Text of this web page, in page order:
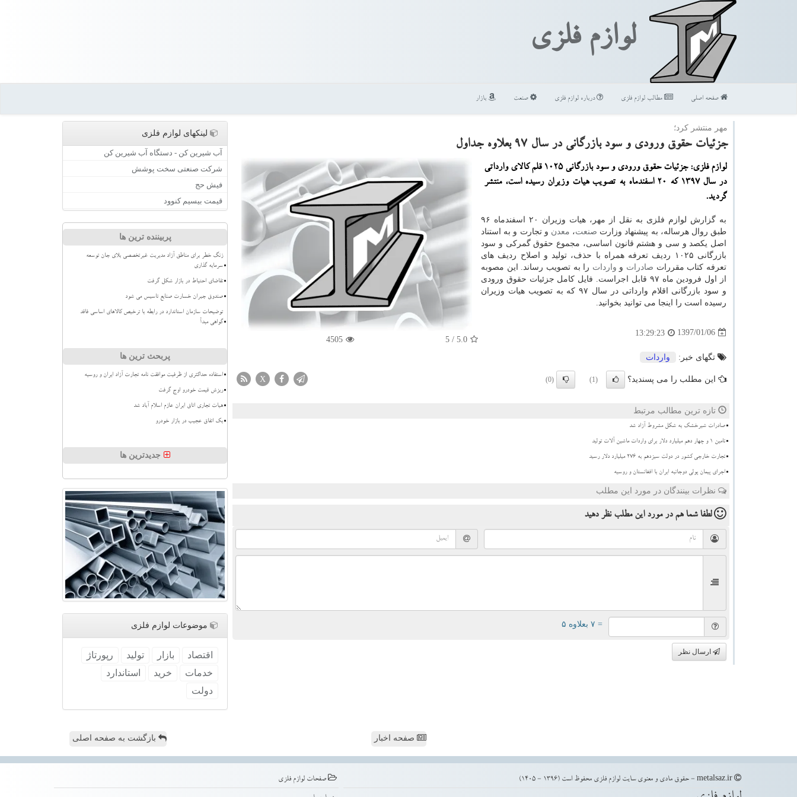
لوازم فلزی
صفحه اصلی مطالب لوازم فلزی درباره لوازم فلزی صنعت بازار
مهر منتشر كرد؛
جزئیات حقوق ورودی و سود بازرگانی در سال ۹۷ بعلاوه جداول
لوازم فلزی: جزئیات حقوق ورودی و سود بازرگانی ۱۰۲۵ قلم كالای وارداتی
در سال ۱۳۹۷ كه ۲۰ اسفندماه به تصویب هیات وزیران رسیده است، منتشر
گردید.
به گزارش لوازم فلزی به نقل از مهر، هیات وزیران ۲۰ اسفندماه ۹۶
طبق روال هرساله، به پیشنهاد وزارت صنعت، معدن و تجارت و به استناد
اصل یكصد و سی و هشتم قانون اساسی، مجموع حقوق گمركی و سود
بازرگانی ۱۰۲۵ ردیف تعرفه همراه با حذف، تولید و اصلاح ردیف های
تعرفه كتاب مقررات صادرات و واردات را به تصویب رساند. این مصوبه
از اول فرودین ماه ۹۷ قابل اجراست. فایل كامل جزئیات حقوق ورودی
و سود بازرگانی اقلام وارداتی در سال ۹۷ كه به تصویب هیات وزیران
رسیده است را اینجا می توانید بخوانید.
1397/01/06
13:29:23
5.0
/ 5
4505
تگهای خبر:
واردات
این مطلب را می پسندید؟ (1)
(0)
X
تازه ترین مطالب مرتبط
صادرات شیرخشک به شکل مشروط آزاد شد
تامین ۱ و چهار دهم میلیارد دلار برای واردات ماشین آلات تولید
تجارت خارجی کشور در دولت سیزدهم به 276 میلیارد دلار رسید
اجرای پیمان پولی دوجانبه ایران با افغانستان و روسیه
نظرات بینندگان در مورد این مطلب
لطفا شما همدر مورد این مطلب نظر دهید
= ۷ بعلاوه ۵
ارسال نظر
لینکهای لوازم فلزی
آب شیرین کن - دستگاه آب شیرین کن
شرکت صنعتی سخت پوشش
فیش حج
قیمت بیسیم کنوود
پربیننده ترین ها
زنگ خطر برای مناطق آزاد مدیریت غیرتخصصی بلای جان توسعه
سرمایه گذاری
تقاضای احتیاط در بازار شکل گرفت
صندوق جبران خسارت صنایع تاسیس می شود
توضیحات سازمان استاندارد در رابطه با ترخیص کالاهای اساسی فاقد
گواهی مبدأ
پربحث ترین ها
استفاده حداکثری از ظرفیت موافقت نامه تجارت آزاد ایران و روسیه
ریزش قیمت خودرو اوج گرفت
هیات تجاری اتاق ایران عازم اسلام آباد شد
بک اتفاق عجیب در بازار خودرو
جدیدترین ها
موضوعات لوازم فلزی
اقتصاد بازار تولید
رپورتاژ
خدمات
خرید
استاندارد
دولت
صفحه اخبار بازگشت به صفحه اصلی
صفحات لوازم فلزی